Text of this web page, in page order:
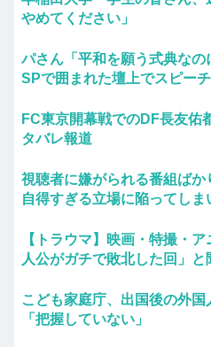
やめてください」
パさん「平和を願う式典な
SPで囲まれた壇上でスピー
FC東京開幕戦でのDF長友佑
タバレ報道
視聴者に嫌がられる番組ば
自得すぎる立場に陥ってし
【トラウマ】映画・特撮・
人公がガチで敗北した回」
こども家庭庁、出国後の外
「把握していない」